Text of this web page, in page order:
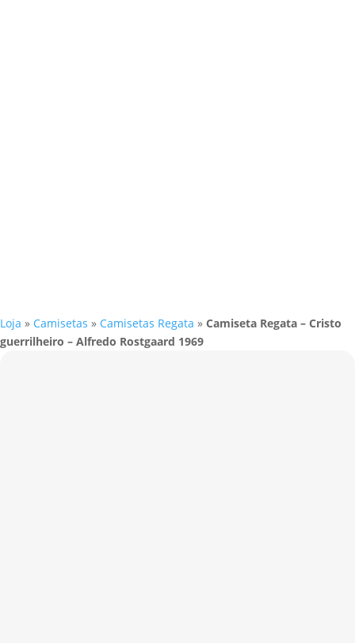
Loja » Camisetas » Camisetas Regata » Camiseta Regata – Cristo
guerrilheiro – Alfredo Rostgaard 1969